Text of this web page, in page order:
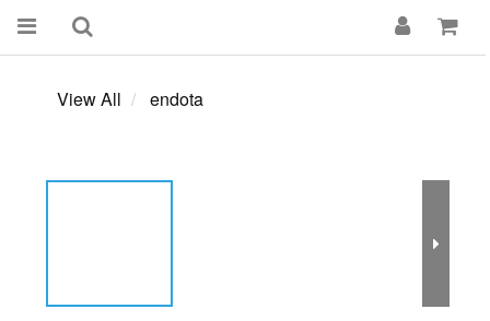
View All endota